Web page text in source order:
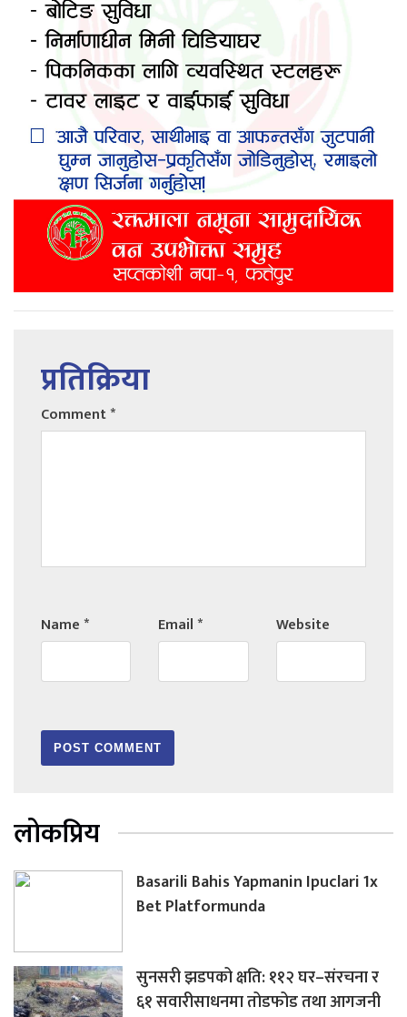
प्रतिक्रिया
Comment*
Name* Email* Website
लोकप्रिय
Basarili Bahis Yapmanin Ipuclari 1x
Bet Platformunda
सुनसरी झडपको क्षति: ११२ घर–संरचना र
६१ सवारीसाधनमा तोडफोड तथा आगजनी